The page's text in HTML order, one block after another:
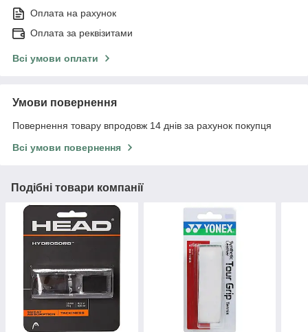
Оплата на рахунок
Оплата за реквізитами
Всі умови оплати
Умови повернення
Повернення товару впродовж 14 днів за рахунок покупця
Всі умови повернення
Подібні товари компанії